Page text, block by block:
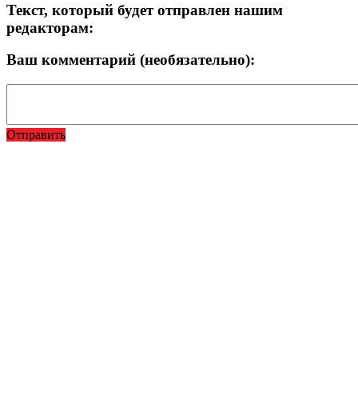
Текст, который будет отправлен нашим
редакторам:
Ваш комментарий (необязательно):
Отправить